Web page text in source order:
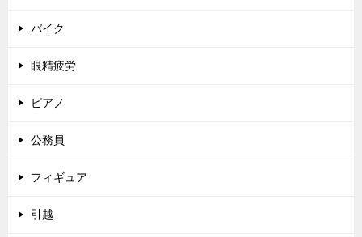
バイク
眼精疲労
ピアノ
公務員
フィギュア
引越